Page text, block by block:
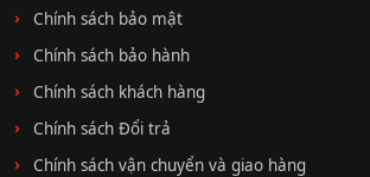
Chính sách bảo mật
Chính sách bảo hành
Chính sách khách hàng
Chính sách Đổi trả
Chính sách vận chuyển và giao hàng